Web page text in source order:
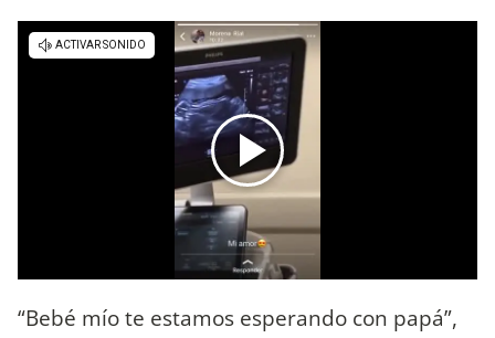
“Bebé mío te estamos esperando con papá”,